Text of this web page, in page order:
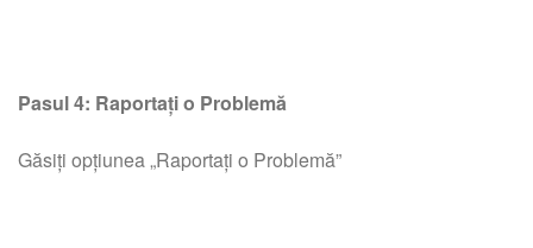
Pasul 4: Raportați o Problemă
Găsiți opțiunea „Raportați o Problemă”